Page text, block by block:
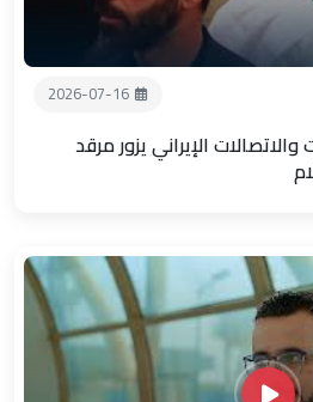
2026-07-16
الإيراني يزور مرقد